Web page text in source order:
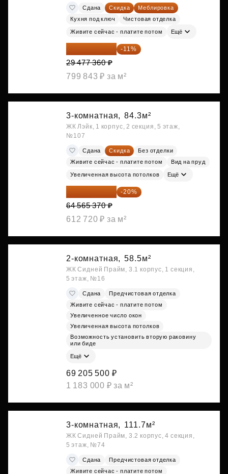
Сдана Скидка
Меблировка
Кухня под ключ
Чистовая отделка
Живите сейчас - платите потом Ещё
26 234 850 ₽ -11%
29 477 360 ₽
799 843 ₽ за м²
3-комнатная, 84.3м²
ЖК Лэйк, 1 корпус, 2 секция, 5 этаж,
№107
Сдана Скидка
Без отделки
Живите сейчас - платите потом
Вид на пруд
Увеличенная высота потолков Ещё
51 652 296 ₽ -20%
64 565 370 ₽
612 720 ₽ за м²
2-комнатная, 58.5м²
ЖК Сидней Прайм, 3.1 корпус, 1 секция,
5 этаж, №16
Сдана
Предчистовая отделка
Живите сейчас - платите потом
Увеличенное число окон
Увеличенная высота потолков
Возможность установить вторую раковину
или биде
Ещё
69 205 500 ₽
1 183 000 ₽ за м²
3-комнатная, 111.7м²
ЖК Сидней Прайм, 3.2 корпус, 4 секция,
5 этаж, №74
Сдана
Предчистовая отделка
Живите сейчас - платите потом